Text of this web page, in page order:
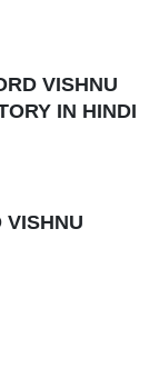
VISHNU
IN HINDI
VISHNU